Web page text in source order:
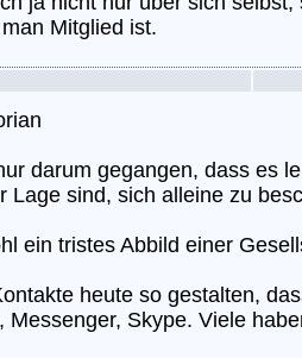
Mitglied ist.
darum gegangen, dass es
Lage sind, sich alleine zu
ein tristes Abbild einer
heute so gestalten,
Messenger, Skype. Viele